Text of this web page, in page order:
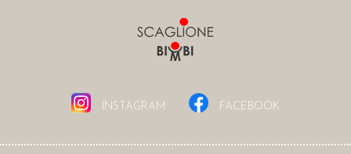
INSTAGRAM FACEBOOK